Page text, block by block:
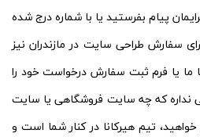
پیام بفرستید یا با شماره درج شده
سفارش طراحی سایت در مازندران نیز
ما یا فرم ثبت سفارش درخواست خود را
نداره که چه سایت فروشگاهی یا سایت
تیم هیرکانا در کنار شما است و